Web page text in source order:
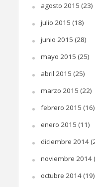
agosto 2015 (23)
julio 2015 (18)
junio 2015 (28)
mayo 2015 (25)
abril 2015 (25)
marzo 2015 (22)
febrero 2015 (16)
enero 2015 (11)
diciembre 2014
noviembre 2014
octubre 2014(19)